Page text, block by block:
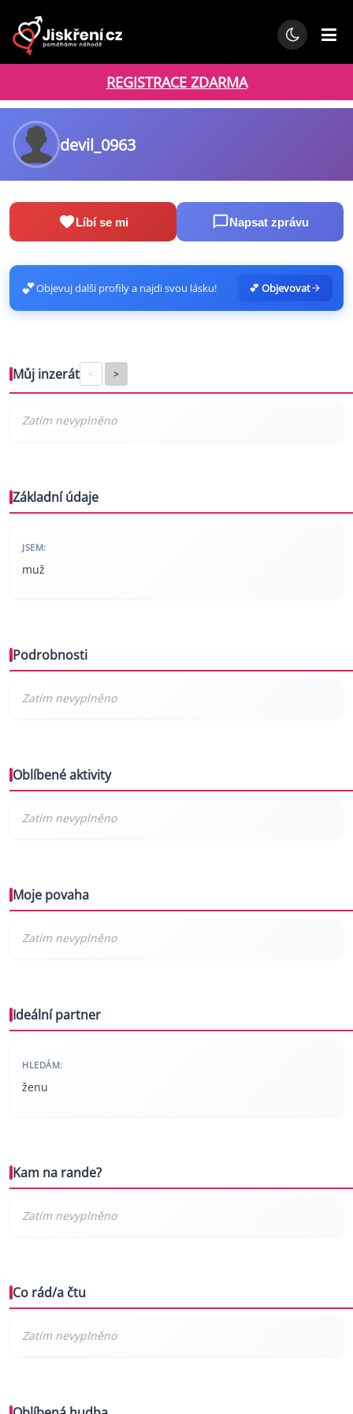
REGISTRACE ZDARMA
devil_0963
Líbí se mi Napsat zprávu
💕Objevuj další profily a najdi svou lásku! 💕 Objevovat
Můj inzerát < >
Základní údaje
JSEM:
muž
Podrobnosti
Oblíbené aktivity
Moje povaha
Ideální partner
HLEDÁM:
ženu
Kam na rande?
Co rád/a čtu